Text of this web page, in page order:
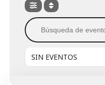
Búsqueda de
SIN EVENTOS